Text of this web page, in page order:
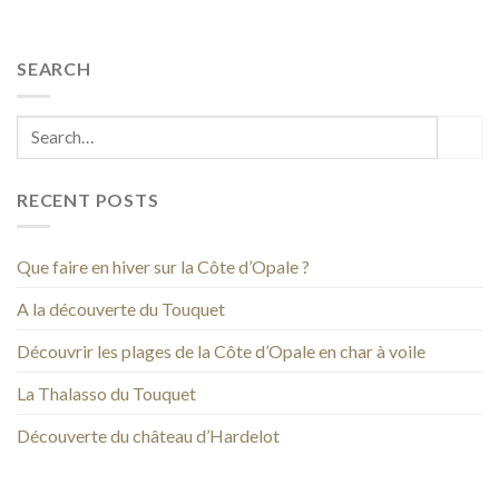
SEARCH
RECENT POSTS
Que faire en hiver sur la Côte d’Opale ?
A la découverte du Touquet
Découvrir les plages de la Côte d’Opale en char à voile
La Thalasso du Touquet
Découverte du château d’Hardelot